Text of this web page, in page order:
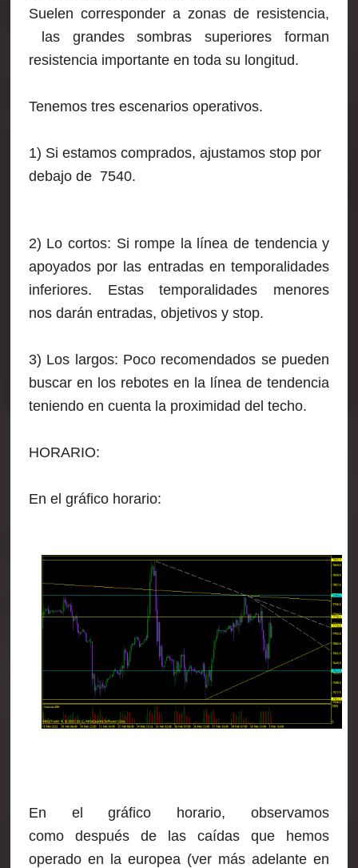
Suelen corresponder a zonas de resistencia,
las grandes sombras superiores forman
resistencia importante en toda su longitud.
Tenemos tres escenarios operativos.
1) Si estamos comprados, ajustamos stop por
debajo de 7540.
2) Lo cortos: Si rompe la línea de tendencia y
apoyados por las entradas en temporalidades
inferiores. Estas temporalidades menores
nos darán entradas, objetivos y stop.
3) Los largos: Poco recomendados se pueden
buscar en los rebotes en la línea de tendencia
teniendo en cuenta la proximidad del techo.
HORARIO:
En el gráfico horario:
En el gráfico horario, observamos
como después de las caídas que hemos
operado en la europea (ver más adelante en